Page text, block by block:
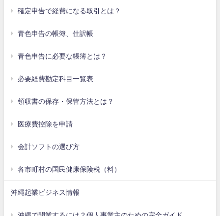
確定申告で経費になる取引とは？
青色申告の帳簿、仕訳帳
青色申告に必要な帳簿とは？
必要経費勘定科目一覧表
領収書の保存・保管方法とは？
医療費控除を申請
会計ソフトの選び方
各市町村の国民健康保険税（料）
沖縄起業ビジネス情報